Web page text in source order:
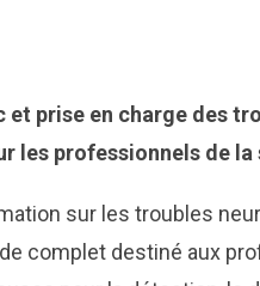
prise en charge des
les professionnels de la
sur les troubles
complet destiné aux